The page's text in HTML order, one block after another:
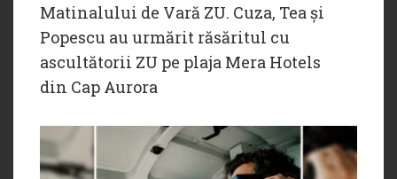
Matinalului de Vară ZU. Cuza, Tea și
Popescu au urmărit răsăritul cu
ascultătorii ZU pe plaja Mera Hotels
din Cap Aurora